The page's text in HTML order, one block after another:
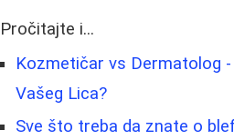
Pročitajte i...
Kozmetičar vs Dermatolog
Vašeg Lica?
Sve što treba da znate o